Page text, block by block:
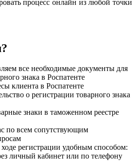
процесс онлайн из любой точки
все необходимые документы для
знака в Роспатенте
клиента в Роспатенте
о регистрации товарного знака
знаки в таможенном реестре
по всем сопутствующим
регистрации удобным способом:
личный кабинет или по телефону